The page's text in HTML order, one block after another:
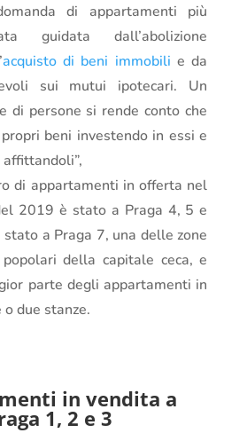
di appartamenti più
guidata dall’abolizione
acquisto di beni immobili e da
sui mutui ipotecari. Un
di persone si rende conto che
beni investendo in essi e
di appartamenti in offerta nel
2019 è stato a Praga 4, 5 e
a Praga 7, una delle zone
della capitale ceca, e
parte degli appartamenti in
due stanze.
in vendita a
1, 2 e 3